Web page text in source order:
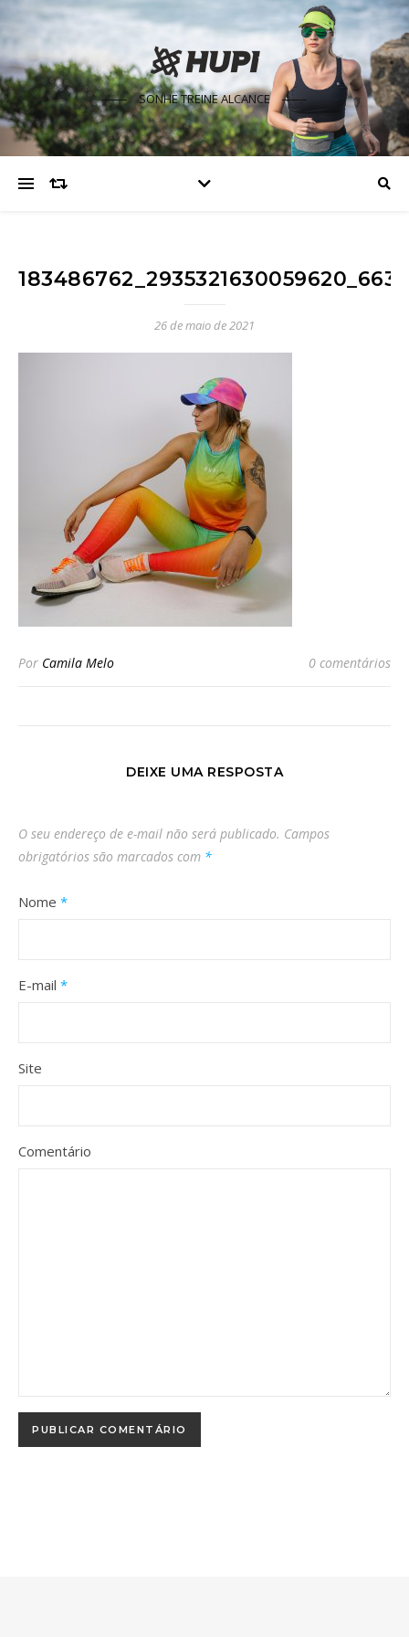
SONHE TREINE ALCANCE
26 de maio de 2021
Por Camila Melo 0 comentários
DEIXE UMA RESPOSTA
O seu endereço de e-mail não será publicado. Campos
obrigatórios são marcados com *
Nome *
E-mail *
Site
Comentário